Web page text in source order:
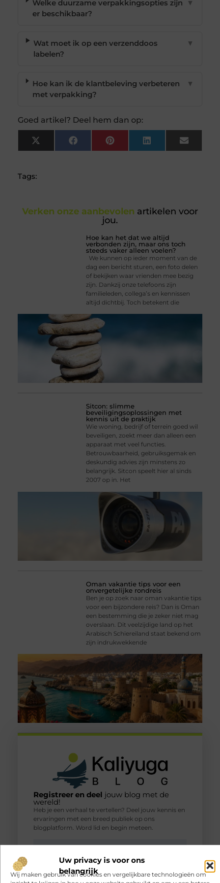
Uw privacy is voor ons
belangrijk
Wij maken gebruik van cookies en vergelijkbare technologieën om
Welke duurzame verpakkingsopties zijn
er beschikbaar?
▼
Wat moet ik op een verzenddoos
labelen?
▼
Hoe kan ik de klantbeleving verbeteren
met verpakking?
▼
Goed artikel? Deel hem dan op:
X
(Twitter)
FacebookPinterest LinkedIn Email
Tags:
Verken onze aanbevolen artikelen voor
jou.
Hoe kan het dat we altijd
verbonden zijn, maar ons toch
steeds vaker alleen voelen?
We kunnen op ieder moment van de
dag een bericht sturen, een foto delen
of bekijken waar vrienden mee bezig
zijn. Dankzij onze telefoons zijn
familieleden, collega’s en kennissen
altijd dichtbij. Toch betekent die
Sitcon: slimme
beveiligingsoplossingen met
kennis uit de praktijk
Wie woning, bedrijf of terrein goed wil
beveiligen, zoekt meer dan alleen een
apparaat met veel functies.
Betrouwbaarheid, gebruiksgemak en
deskundig advies zijn minstens zo
belangrijk. Sitcon speelt hier al sinds
2007 op in. Het
Oman vakantie tips voor een
onvergetelijke rondreis
Ben je op zoek naar oman vakantie tips
voor een bijzondere reis? Dan is Oman
een bestemming die je zeker niet mag
overslaan. Dit veelzijdige land op het
Arabisch Schiereiland staat bekend om
zijn indrukwekkende
Registreer en deel jouw blog met de
wereld!
Heb je een verhaal te vertellen? Deel jouw kennis en
ervaringen met een breed publiek op ons
blogplatform. Word lid en begin meteen.